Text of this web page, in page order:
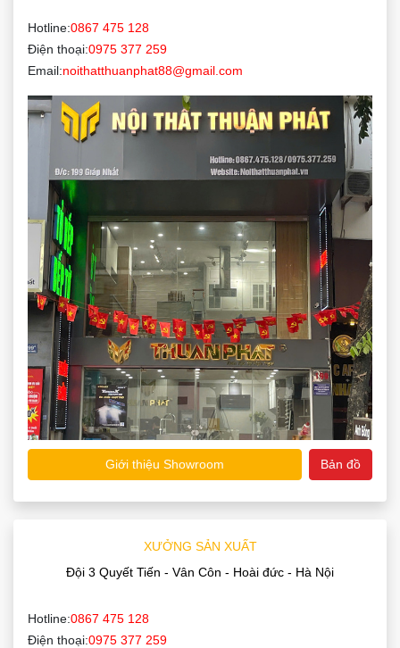
Hotline:0867 475 128
Điện thoại:0975 377 259
Email:noithatthuanphat88@gmail.com
Giới thiệu Showroom Bản đồ
XƯỞNG SẢN XUẤT
Đội 3 Quyết Tiến - Vân Côn - Hoài đức - Hà Nội
Hotline:0867 475 128
Điện thoại:0975 377 259